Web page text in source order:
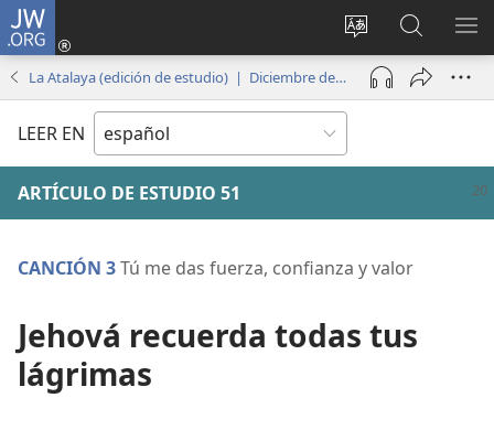
JW.ORG
Cambiar
idioma
del sitio
Iniciar
sesión
(abre
nueva
en
jw.org
La Atalaya (edición de estudio) | Diciembre de 2024
LEER EN
ARTÍCULO DE ESTUDIO 51
CANCIÓN 3Tú me das fuerza, confianza y valor
Jehová recuerda todas tus
lágrimas